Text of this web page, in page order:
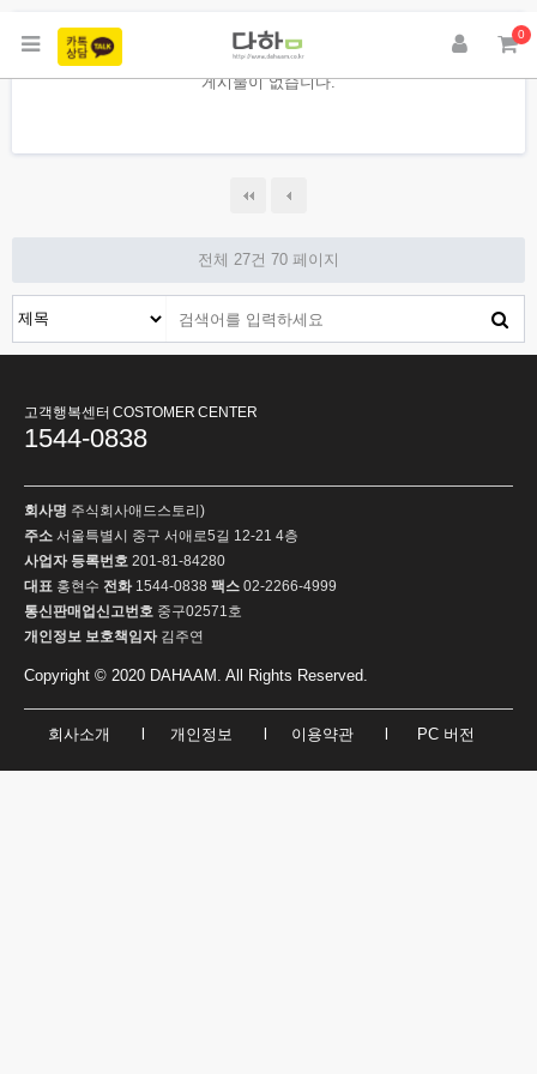
0
게시물이 없습니다.
전체 27건 70 페이지
고객행복센터 COSTOMER CENTER
1544-0838
회사명 주식회사애드스토리)
주소 서울특별시 중구 서애로5길 12-21 4층
사업자 등록번호 201-81-84280
대표 홍현수 전화1544-0838 팩스 02-2266-4999
통신판매업신고번호 중구02571호
개인정보 보호책임자김주연
Copyright © 2020 DAHAAM. All Rights Reserved.
회사소개 개인정보 이용약관 PC 버전